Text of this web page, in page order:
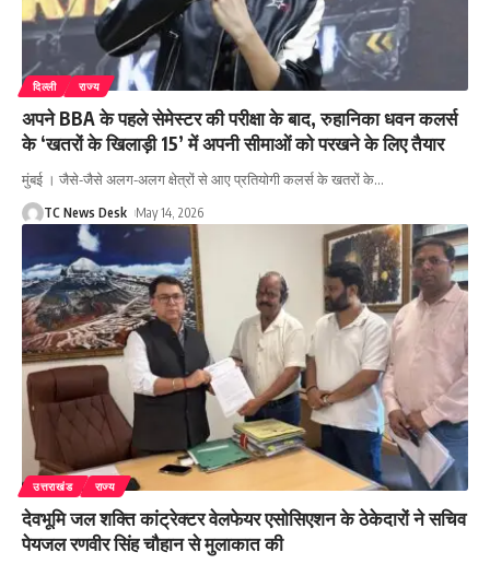
दिल्ली राज्य
अपने BBA के पहले सेमेस्टर की परीक्षा के बाद, रुहानिका धवन कलर्स
के ‘खतरों के खिलाड़ी 15’ में अपनी सीमाओं को परखने के लिए तैयार
मुंबई । जैसे-जैसे अलग-अलग क्षेत्रों से आए प्रतियोगी कलर्स के खतरों के…
TC News Desk May 14, 2026
उत्तराखंड राज्य
देवभूमि जल शक्ति कांट्रेक्टर वेलफेयर एसोसिएशन के ठेकेदारों ने सचिव
पेयजल रणवीर सिंह चौहान से मुलाकात की